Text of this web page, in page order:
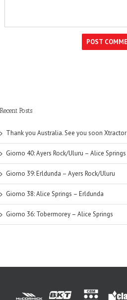
Recent Posts
Thank you Australia. See you soon Xtractor
Giorno 40: Ayers Rock/Uluru – Alice Springs
Giorno 39: Erldunda – Ayers Rock/Uluru
Giorno 38: Alice Springs – Erldunda
Giorno 36: Tobermorey – Alice Springs